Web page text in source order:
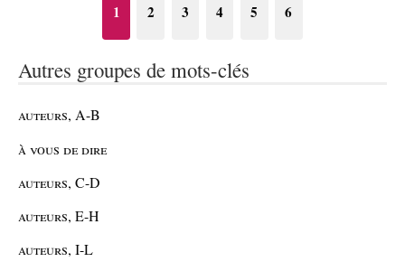
1 2 3 4 5 6
Autres groupes de mots-clés
auteurs, A-B
à vous de dire
auteurs, C-D
auteurs, E-H
auteurs, I-L